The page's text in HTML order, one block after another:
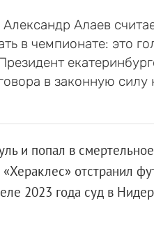
Алаев
в чемпионате: это
в законную силу
и попал в
отстранил
2023 года суд в